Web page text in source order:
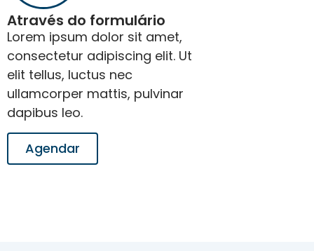
Através do formulário
Lorem ipsum dolor sit amet,
consectetur adipiscing elit. Ut
elit tellus, luctus nec
ullamcorper mattis, pulvinar
dapibus leo.
Agendar